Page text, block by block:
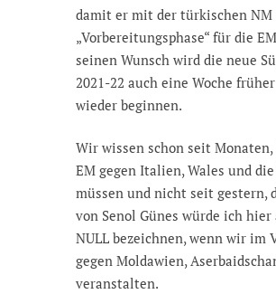
damit er mit der türkischen NM
„Vorbereitungsphase“ für die
seinen Wunsch wird die neue
2021-22 auch eine Woche
wieder beginnen.
Wir wissen schon seit
EM gegen Italien, Wales und
müssen und nicht seit gestern,
von Senol Günes würde ich hier
NULL bezeichnen, wenn wir im
gegen Moldawien,
veranstalten.